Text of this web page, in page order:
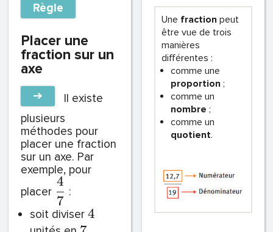
Règle
Placer une
fraction sur un
axe
➔
Il existe
plusieurs
méthodes pour
placer une fraction
sur un axe. Par
exemple, pour
placer
7
4
:
soit diviser 4
Une fraction peut
être vue de trois
manières
différentes :
comme une
proportion ;
comme un
nombre ;
comme un
quotient.